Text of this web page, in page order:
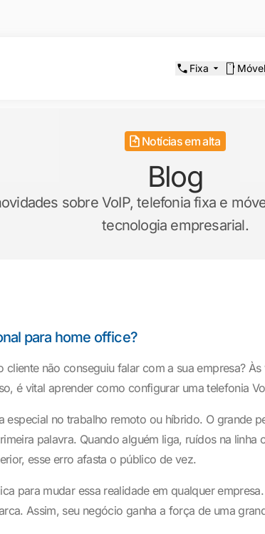
Fixa Móvel
Notícias em alta
Blog
sobre VoIP, telefonia fixa e
tecnologia empresarial.
para home office?
não conseguiu falar com a sua empresa?
é vital aprender como configurar uma telefonia
no trabalho remoto ou híbrido. O grande
palavra. Quando alguém liga, ruídos na
esse erro afasta o público de vez.
para mudar essa realidade em qualquer
Assim, seu negócio ganha a força de uma